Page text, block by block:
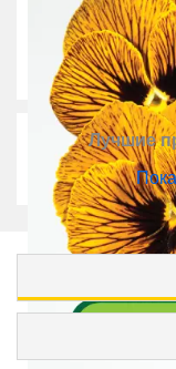
Лучшие